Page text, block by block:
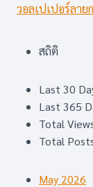
วอลเปเปอร์ลา
สถิติ
Last 30
Last 365
Total
Total
May 2026